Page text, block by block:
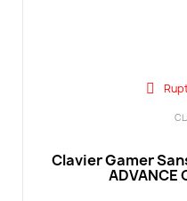
Clavier Gamer
ADVANCE